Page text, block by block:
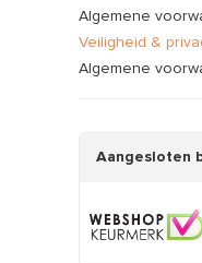
Algemene
Veiligheid &
Algemene
Aangesloten